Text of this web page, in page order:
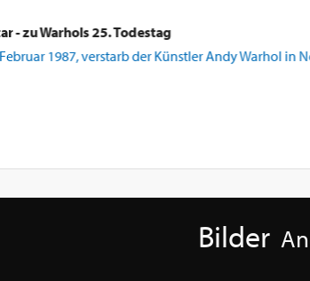
- zu Warhols 25. Todestag
1987, verstarb der Künstler Andy Warhol
Bilder